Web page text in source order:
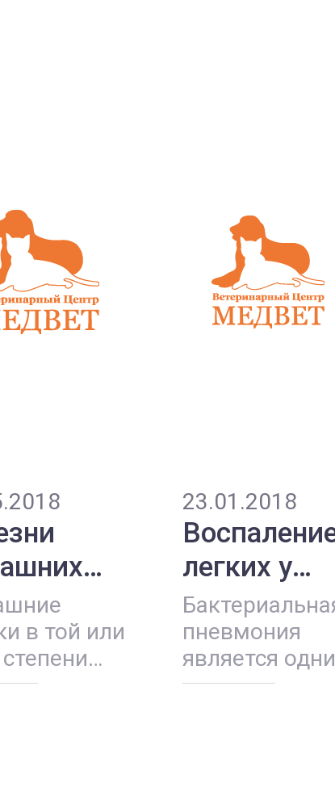
в той или
23.01.2018
легких у
морских
свинок
пневмония
является
из наиболее